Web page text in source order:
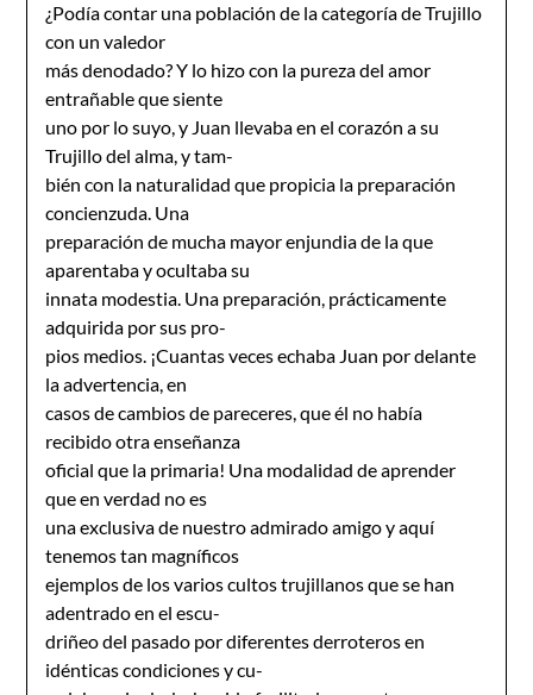
¿Podía contar una población de la categoría de Trujillo
con un valedor
más denodado? Y lo hizo con la pureza del amor
entrañable que siente
uno por lo suyo, y Juan llevaba en el corazón a su
Trujillo del alma, y tam-
bién con la naturalidad que propicia la preparación
concienzuda. Una
preparación de mucha mayor enjundia de la que
aparentaba y ocultaba su
innata modestia. Una preparación, prácticamente
adquirida por sus pro-
pios medios. ¡Cuantas veces echaba Juan por delante
la advertencia, en
casos de cambios de pareceres, que él no había
recibido otra enseñanza
oficial que la primaria! Una modalidad de aprender
que en verdad no es
una exclusiva de nuestro admirado amigo y aquí
tenemos tan magníficos
ejemplos de los varios cultos trujillanos que se han
adentrado en el escu-
driñeo del pasado por diferentes derroteros en
idénticas condiciones y cu-